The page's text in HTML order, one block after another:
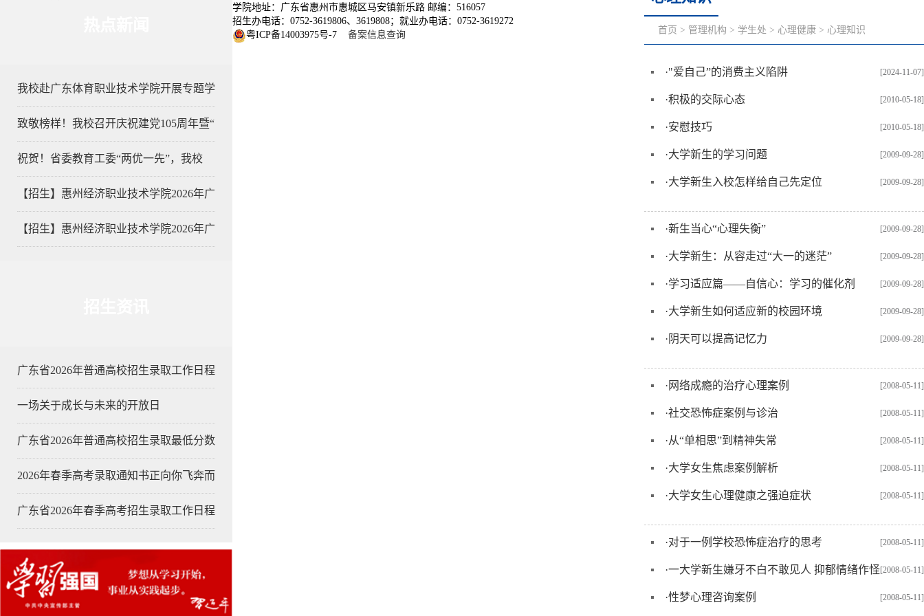
我校赴广东体育职业技术学院开展专题学
致敬榜样！我校召开庆祝建党105周年暨“
祝贺！省委教育工委“两优一先”，我校
【招生】惠州经济职业技术学院2026年广
【招生】惠州经济职业技术学院2026年广
广东省2026年普通高校招生录取工作日程
一场关于成长与未来的开放日
广东省2026年普通高校招生录取最低分数
2026年春季高考录取通知书正向你飞奔而
广东省2026年春季高考招生录取工作日程
首页 > 管理机构 > 学生处 > 心理健康 > 心理知识
[2024-11-07]
·"爱自己”的消费主义陷阱
[2010-05-18]
·积极的交际心态
[2010-05-18]
·安慰技巧
[2009-09-28]
·大学新生的学习问题
[2009-09-28]
·大学新生入校怎样给自己先定位
[2009-09-28]
·新生当心“心理失衡”
[2009-09-28]
·大学新生：从容走过“大一的迷茫”
[2009-09-28]
·学习适应篇——自信心：学习的催化剂
[2009-09-28]
·大学新生如何适应新的校园环境
[2009-09-28]
· 阴天可以提高记忆力
[2008-05-11]
· 网络成瘾的治疗心理案例
[2008-05-11]
·社交恐怖症案例与诊治
[2008-05-11]
·从“单相思”到精神失常
[2008-05-11]
·大学女生焦虑案例解析
[2008-05-11]
·大学女生心理健康之强迫症状
[2008-05-11]
·对于一例学校恐怖症治疗的思考
[2008-05-11]
·一大学新生嫌牙不白不敢见人 抑郁情绪作怪
[2008-05-11]
·性梦心理咨询案例
学院地址：广东省惠州市惠城区马安镇新乐路 邮编：516057
招生办电话：0752-3619806、3619808；就业办电话：0752-3619272
粤ICP备14003975号-7
备案信息查询